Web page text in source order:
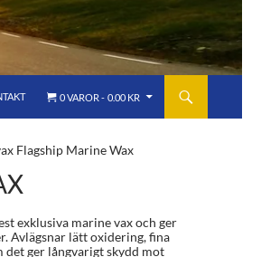
0 VAROR 0.00 KR
Flagship Marine Wax
exklusiva marine vax och ger
Avlägsnar lätt oxidering, fina
ger långvarigt skydd mot